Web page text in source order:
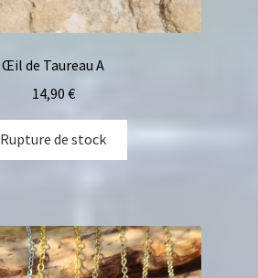
Œil de Taureau A
14,90 €
Rupture de stock